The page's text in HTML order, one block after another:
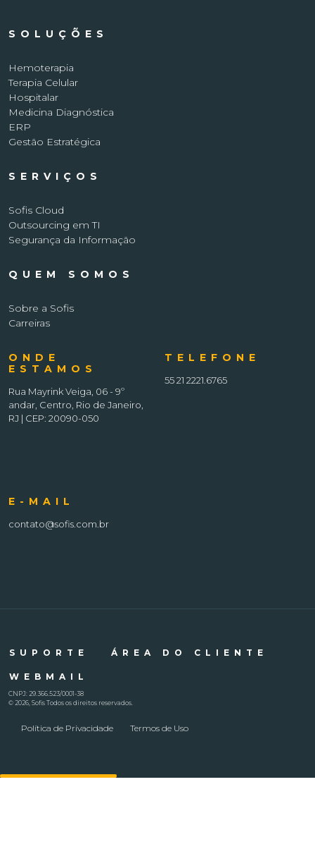
SOLUÇÕES
Hemoterapia
Terapia Celular
Hospitalar
Medicina Diagnóstica
ERP
Gestão Estratégica
SERVIÇOS
Sofis Cloud
Outsourcing em TI
Segurança da Informação
QUEM SOMOS
Sobre a Sofis
Carreiras
ONDE
ESTAMOS
Rua Mayrink Veiga, 06 - 9º
andar, Centro, Rio de Janeiro,
RJ | CEP: 20090-050
TELEFONE
55 21 2221.6765
E-MAIL
contato@sofis.com.br
SUPORTE ÁREA DO CLIENTE
WEBMAIL
CNPJ: 29.366.523/0001-38
© 2026, Sofis Todos os direitos reservados.
Política de Privacidade Termos de Uso